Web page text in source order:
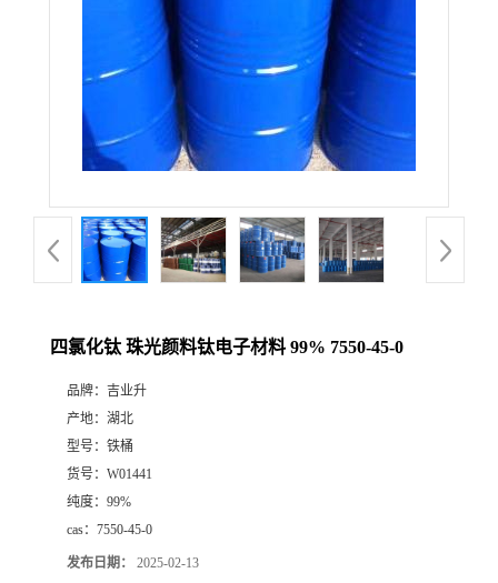
四氯化钛 珠光颜料钛电子材料 99% 7550-45-0
品牌： 吉业升
产地： 湖北
型号： 铁桶
货号： W01441
纯度： 99%
cas： 7550-45-0
发布日期： 2025-02-13